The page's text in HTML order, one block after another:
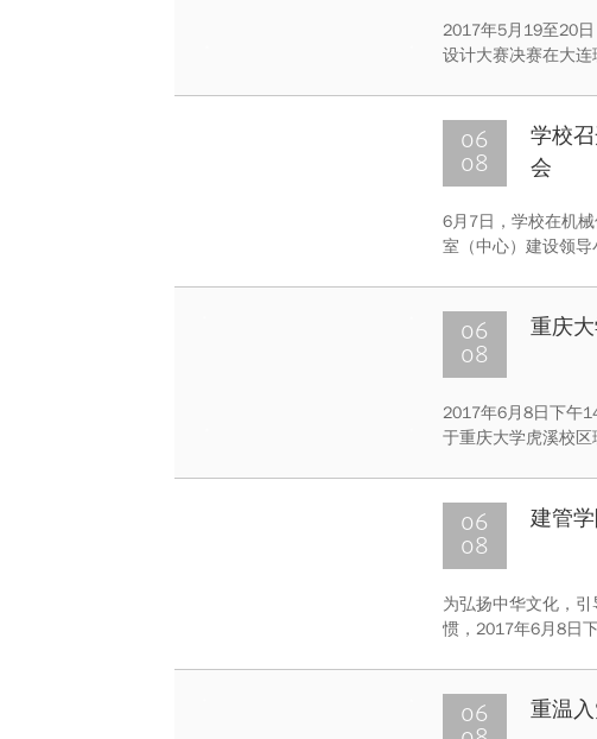
2017年5月19至20
设计大赛决赛在大
06
08
学校
会
6月7日，学校在机
室（中心）建设领导
06
08
重庆
2017年6月8日下午
于重庆大学虎溪校
06
08
建管
为弘扬中华文化，
惯，2017年6月8日
06 重温